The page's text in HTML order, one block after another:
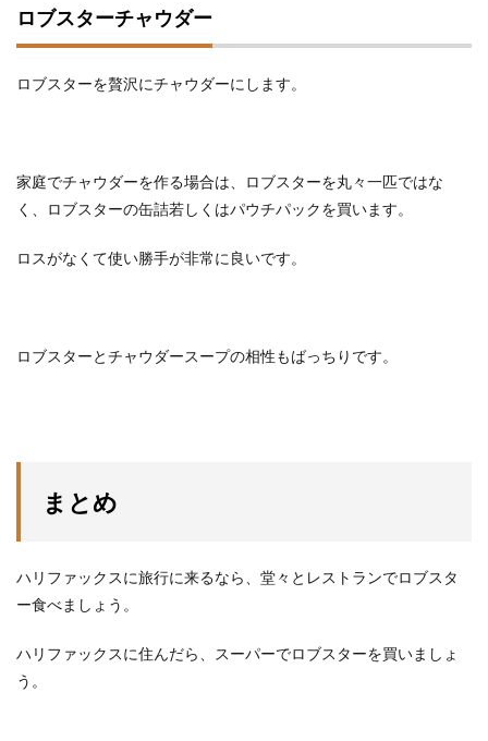
ロブスターチャウダー
ロブスターを贅沢にチャウダーにします。
家庭でチャウダーを作る場合は、ロブスターを丸々一匹ではな
く、ロブスターの缶詰若しくはパウチパックを買います。
ロスがなくて使い勝手が非常に良いです。
ロブスターとチャウダースープの相性もばっちりです。
まとめ
ハリファックスに旅行に来るなら、堂々とレストランでロブスタ
ー食べましょう。
ハリファックスに住んだら、スーパーでロブスターを買いましょ
う。